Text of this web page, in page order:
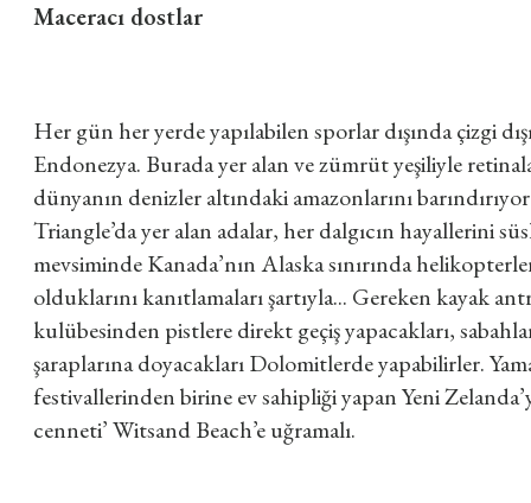
Maceracı dostlar
Her gün her yerde yapılabilen sporlar dışında çizgi
Endonezya. Burada yer alan ve zümrüt yeşiliyle
dünyanın denizler altındaki amazonlarını
Triangle’da yer alan adalar, her dalgıcın hayallerini
mevsiminde Kanada’nın Alaska sınırında
olduklarını kanıtlamaları şartıyla... Gereken kayak
kulübesinden pistlere direkt geçiş yapacakları,
şaraplarına doyacakları Dolomitlerde yapabilirler.
festivallerinden birine ev sahipliği yapan Yeni
cenneti’ Witsand Beach’e uğramalı.